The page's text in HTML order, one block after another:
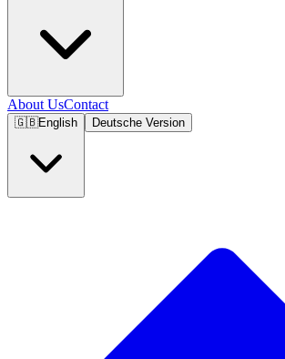
About UsContact
🇬🇧English Deutsche Version